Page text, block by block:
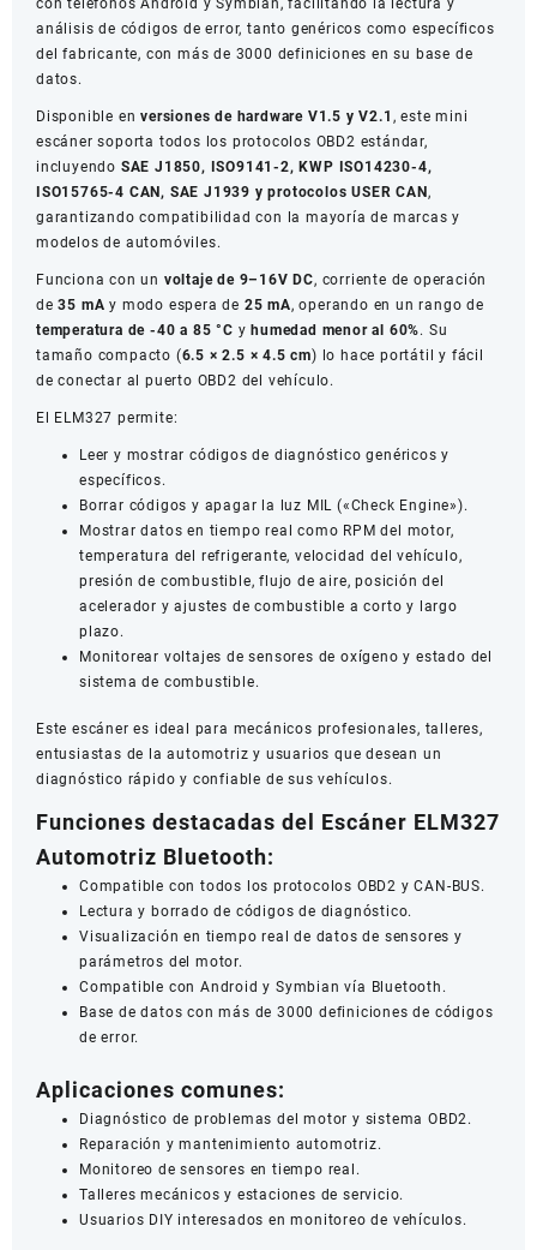
análisis de códigos de error, tanto genéricos como específicos
del fabricante, con más de 3000 definiciones en su base de
datos.
Disponible enversiones de hardware V1.5 y V2.1 , este mini
escáner soporta todos los protocolos OBD2 estándar,
incluyendo SAE J1850, ISO9141-2, KWP ISO14230-4,
ISO15765-4 CAN, SAE J1939 y protocolos USER CAN,
garantizando compatibilidad con la mayoría de marcas y
modelos de automóviles.
Funciona con un voltaje de 9–16V DC, corriente de operación
de35 mA y modo espera de 25 mA, operando en un rango de
temperatura de -40 a 85 °C yhumedad menor al 60%. Su
tamaño compacto (6.5 × 2.5 × 4.5 cm) lo hace portátil y fácil
de conectar al puerto OBD2 del vehículo.
El ELM327 permite:
Leer y mostrar códigos de diagnóstico genéricos y
específicos.
Borrar códigos y apagar la luz MIL («Check Engine»).
Mostrar datos en tiempo real como RPM del motor,
temperatura del refrigerante, velocidad del vehículo,
presión de combustible, flujo de aire, posición del
acelerador y ajustes de combustible a corto y largo
plazo.
Monitorear voltajes de sensores de oxígeno y estado del
sistema de combustible.
Este escáner es ideal para mecánicos profesionales, talleres,
entusiastas de la automotriz y usuarios que desean un
diagnóstico rápido y confiable de sus vehículos.
Funciones destacadas del Escáner ELM327
Automotriz Bluetooth:
Compatible con todos los protocolos OBD2 y CAN-BUS.
Lectura y borrado de códigos de diagnóstico.
Visualización en tiempo real de datos de sensores y
parámetros del motor.
Compatible con Android y Symbian vía Bluetooth.
Base de datos con más de 3000 definiciones de códigos
de error.
Aplicaciones comunes:
Diagnóstico de problemas del motor y sistema OBD2.
Reparación y mantenimiento automotriz.
Monitoreo de sensores en tiempo real.
Talleres mecánicos y estaciones de servicio.
Usuarios DIY interesados en monitoreo de vehículos.